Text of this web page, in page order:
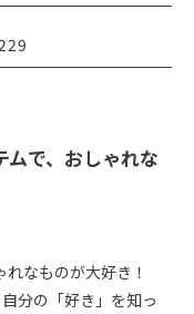
ムで、おしゃれな
なものが大好き！
分の「好き」を知っ